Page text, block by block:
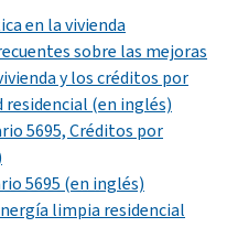
en la vivienda
sobre las mejoras
y los créditos por
(en inglés)
5695, Créditos por
5695 (en inglés)
limpia residencial